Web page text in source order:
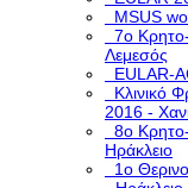
MSUS
7ο
Λεμεσός
EULAR-
Κλινικό
2016 -
8ο
Ηράκλειο
1ο